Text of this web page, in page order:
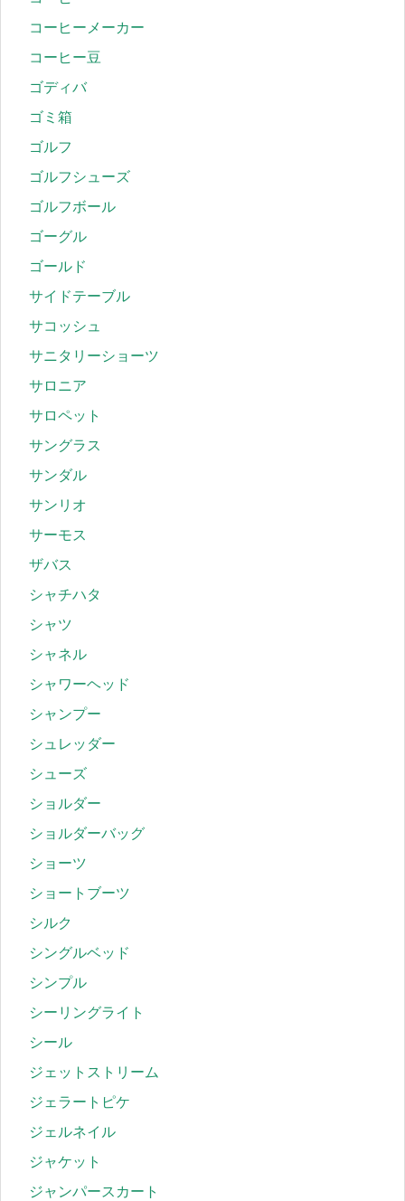
コーヒーメーカー
コーヒー豆
ゴディバ
ゴミ箱
ゴルフ
ゴルフシューズ
ゴルフボール
ゴーグル
ゴールド
サイドテーブル
サコッシュ
サニタリーショーツ
サロニア
サロペット
サングラス
サンダル
サンリオ
サーモス
ザバス
シャチハタ
シャツ
シャネル
シャワーヘッド
シャンプー
シュレッダー
シューズ
ショルダー
ショルダーバッグ
ショーツ
ショートブーツ
シルク
シングルベッド
シンプル
シーリングライト
シール
ジェットストリーム
ジェラートピケ
ジェルネイル
ジャケット
ジャンパースカート